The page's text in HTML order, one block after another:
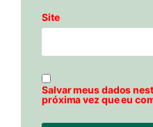
Site
Salvar meus dados
próxima vez que eu